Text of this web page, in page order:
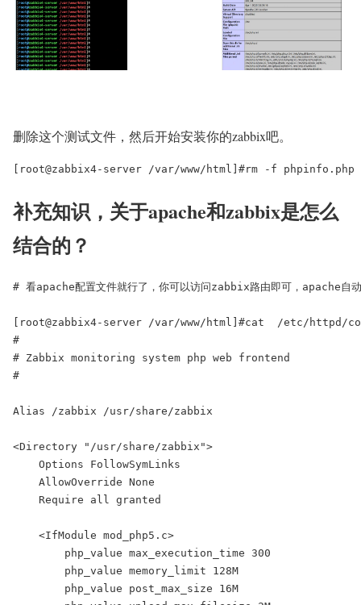
删除这个测试文件，然后开始安装你的zabbix吧。
补充知识，关于apache和zabbix是怎么
结合的？
# 看apache配置文件就行了，你可以访问zabbix路由即可，apache自
[root@zabbix4-server /var/www/html]#cat  /etc/httpd/
#
# Zabbix monitoring system php web frontend
#
Alias /zabbix /usr/share/zabbix
<Directory "/usr/share/zabbix">
    Options FollowSymLinks
    AllowOverride None
    Require all granted
    <IfModule mod_php5.c>
        php_value max_execution_time 300
        php_value memory_limit 128M
        php_value post_max_size 16M